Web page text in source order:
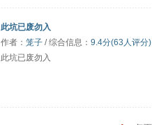
此坑已废勿入
作者： 笼子 / 综合信息： 9.4分(63人评分)
此坑已废勿入